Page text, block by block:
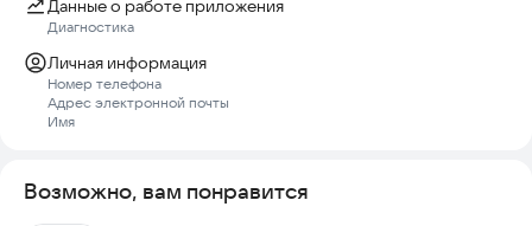
Данные о работе приложения
Диагностика
Личная информация
Номер телефона
Адрес электронной почты
Имя
Возможно, вам понравится